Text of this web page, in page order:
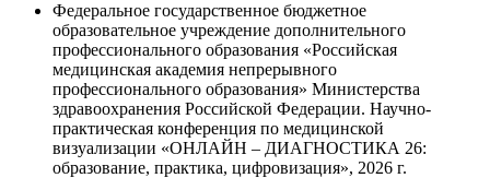
Федеральное государственное бюджетное
образовательное учреждение дополнительного
профессионального образования «Российская
медицинская академия непрерывного
профессионального образования» Министерства
здравоохранения Российской Федерации. Научно-
практическая конференция по медицинской
визуализации «ОНЛАЙН – ДИАГНОСТИКА 26:
образование, практика, цифровизация», 2026 г.